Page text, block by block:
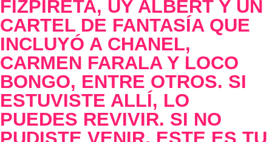
FIZPIRETA, UY ALBERT Y UN
CARTEL DE FANTASÍA QUE
INCLUYÓ A CHANEL,
CARMEN FARALA Y LOCO
BONGO, ENTRE OTROS. SI
ESTUVISTE ALLÍ, LO
PUEDES REVIVIR. SI NO
PUDISTE VENIR, ESTE ES TU